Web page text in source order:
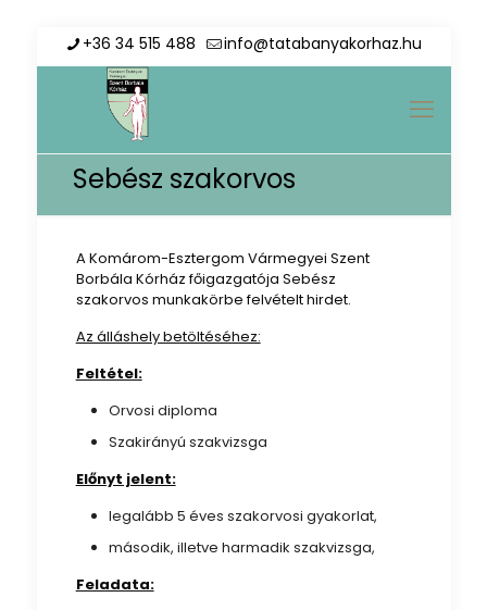
+36 34 515 488 info@tatabanyakorhaz.hu
Sebész szakorvos
A Komárom-Esztergom Vármegyei Szent
Borbála Kórház főigazgatója Sebész
szakorvos munkakörbe felvételt hirdet.
Az álláshely betöltéséhez:
Feltétel:
Orvosi diploma
Szakirányú szakvizsga
Előnyt jelent:
legalább 5 éves szakorvosi gyakorlat,
második, illetve harmadik szakvizsga,
Feladata: